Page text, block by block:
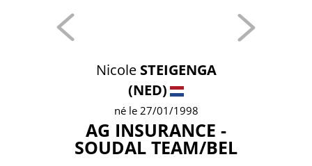
Nicole STEIGENGA
(NED)
né le 27/01/1998
AG INSURANCE -
SOUDAL TEAM/BEL